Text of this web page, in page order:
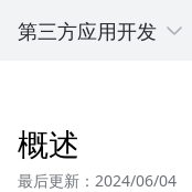
第三方应用开发
概述
最后更新：2024/06/04